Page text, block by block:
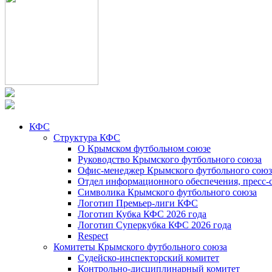
КФС
Структура КФС
О Крымском футбольном союзе
Руководство Крымского футбольного союза
Офис-менеджер Крымского футбольного
Отдел информационного обеспечения, пресс-
Символика Крымского футбольного союза
Логотип Премьер-лиги КФС
Логотип Кубка КФС 2026 года
Логотип Суперкубка КФС 2026 года
Respect
Комитеты Крымского футбольного союза
Судейско-инспекторский комитет
Контрольно-дисциплинарный комитет